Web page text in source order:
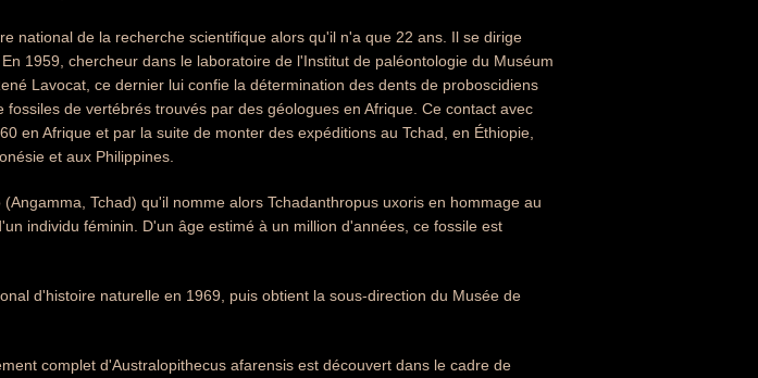
national de la recherche scientifique alors qu'il n'a que 22 ans. Il se dirige
1959, chercheur dans le laboratoire de l'Institut de paléontologie du Muséum
Lavocat, ce dernier lui confie la détermination des dents de proboscidiens
de vertébrés trouvés par des géologues en Afrique. Ce contact avec
en Afrique et par la suite de monter des expéditions au Tchad, en Éthiopie,
et aux Philippines.
Tchad) qu'il nomme alors Tchadanthropus uxoris en hommage au
individu féminin. D'un âge estimé à un million d'années, ce fossile est
d'histoire naturelle en 1969, puis obtient la sous-direction du Musée de
complet d'Australopithecus afarensis est découvert dans le cadre de